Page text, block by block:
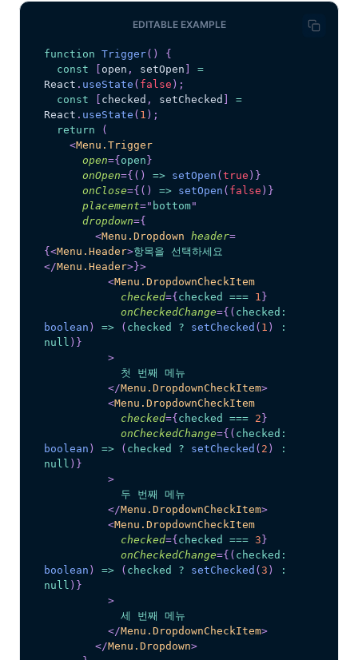
EDITABLE EXAMPLE
function Trigger( )
{
const
open , setOpen
=
React . useState ( false ) ;
const
checked , setChecked
=
React . useState ( 1 ) ;
return
(
<Menu.Trigger
open={ open }
onOpen={ ( ) => setOpen ( true ) }
onClose={ ( ) => setOpen ( false ) }
placement=" bottom"
dropdown={
<Menu.Dropdown header=
{ <Menu.Header>항목을 선택하세요
</Menu.Header> }>
<Menu.DropdownCheckItem
checked={ checked === 1 }
onCheckedChange={ ( checked :
boolean ) => ( checked ? setChecked ( 1 )
:
null ) }
>
            첫 번째 메뉴
</Menu.DropdownCheckItem>
<Menu.DropdownCheckItem
checked={ checked === 2 }
onCheckedChange={ ( checked :
boolean ) => ( checked ? setChecked ( 2 )
:
null ) }
>
            두 번째 메뉴
</Menu.DropdownCheckItem>
<Menu.DropdownCheckItem
checked={ checked === 3 }
onCheckedChange={ ( checked :
boolean ) => ( checked ? setChecked ( 3 )
:
null ) }
>
            세 번째 메뉴
</Menu.DropdownCheckItem>
</Menu.Dropdown>